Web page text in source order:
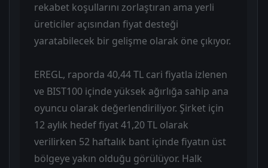
rekabet koşullarını zorlaştıran ama yerli
üreticiler açısından fiyat desteği
yaratabilecek bir gelişme olarak öne çıkıyor.
EREGL, raporda 40,44 TL cari fiyatla izlenen
ve BIST100 içinde yüksek ağırlığa sahip ana
oyuncu olarak değerlendiriliyor. Şirket için
12 aylık hedef fiyat 41,20 TL olarak
verilirken 52 haftalık bant içinde fiyatın üst
bölgeye yakın olduğu görülüyor. Halk